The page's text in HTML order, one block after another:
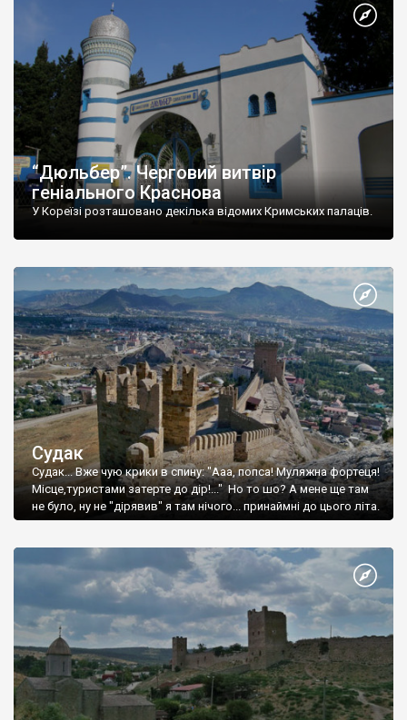
“Дюльбер”. Черговий витвір
геніального Краснова
У Кореїзі розташовано декілька відомих Кримських палаців.
Судак
Судак... Вже чую крики в спину: "Ааа, попса! Муляжна фортеця!
Місце,туристами затерте до дір!..." Но то шо? А мене ще там
не було, ну не "дірявив" я там нічого... принаймні до цього літа.